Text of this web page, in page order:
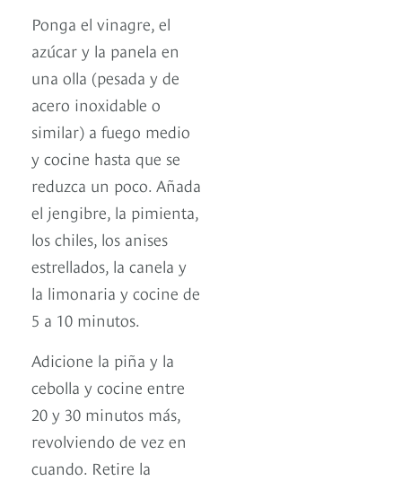
Ponga el vinagre, el
azúcar y la panela en
una olla (pesada y de
acero inoxidable o
similar) a fuego medio
y cocine hasta que se
reduzca un poco. Añada
el jengibre, la pimienta,
los chiles, los anises
estrellados, la canela y
la limonaria y cocine de
5 a 10 minutos.
Adicione la piña y la
cebolla y cocine entre
20 y 30 minutos más,
revolviendo de vez en
cuando. Retire la